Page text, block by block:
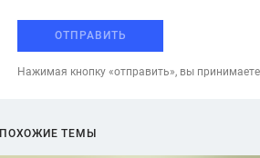
ОТПРАВИТЬ
Нажимая кнопку «отправить», вы
ПОХОЖИЕ ТЕМЫ